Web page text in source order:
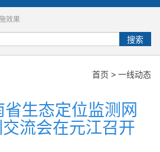
效果
搜索
首页 > 一线动态
生态定位监测网
流会在元江召开